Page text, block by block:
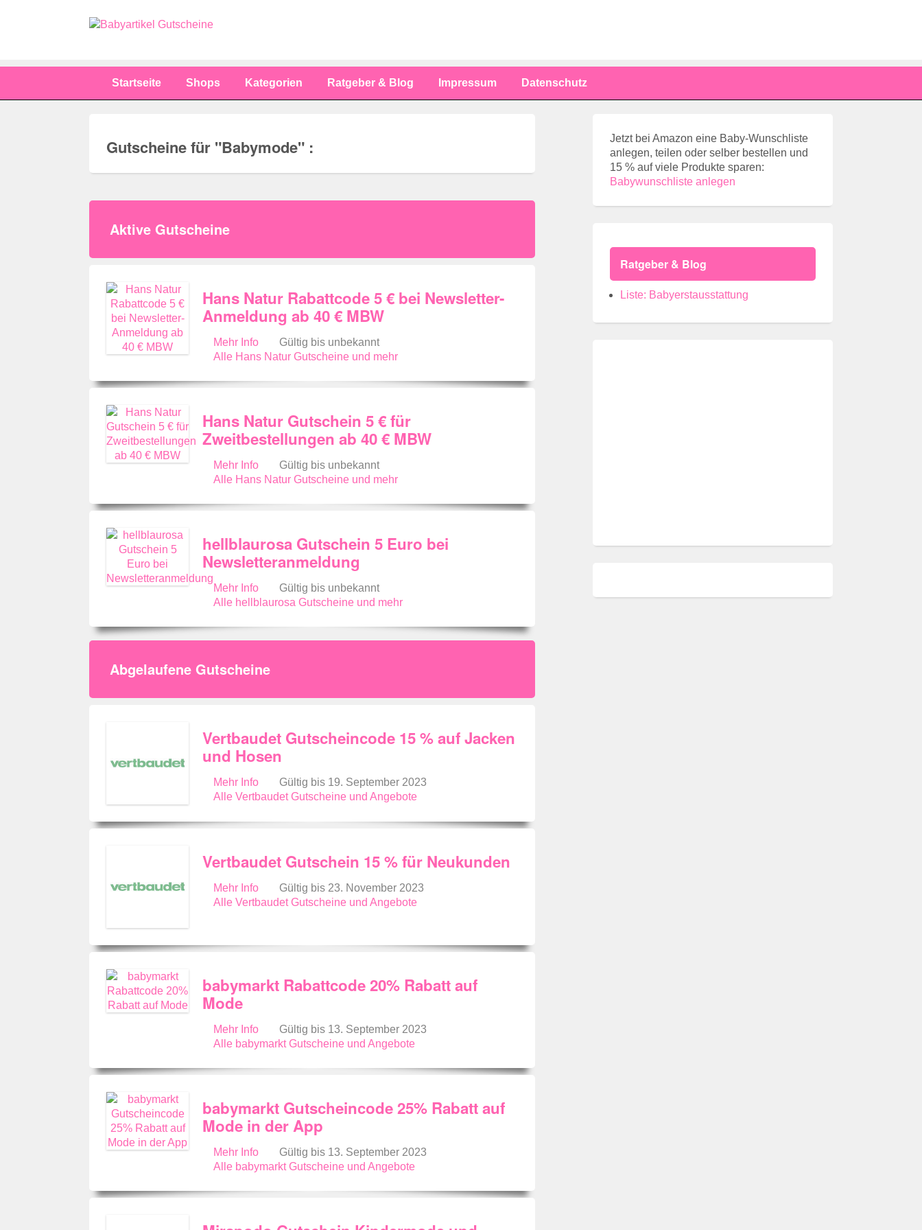
Startseite Shops Kategorien Ratgeber & Blog Impressum Datenschutz
Gutscheine für "Babymode" :
Aktive Gutscheine
Hans Natur Rabattcode 5 € bei Newsletter-
Anmeldung ab 40 € MBW
Mehr Info
Gültig bis unbekannt
Alle Hans Natur Gutscheine und mehr
Hans Natur Gutschein 5 € für
Zweitbestellungen ab 40 € MBW
Mehr Info
Gültig bis unbekannt
Alle Hans Natur Gutscheine und mehr
hellblaurosa Gutschein 5 Euro bei
Newsletteranmeldung
Mehr Info
Gültig bis unbekannt
Alle hellblaurosa Gutscheine und mehr
Abgelaufene Gutscheine
Vertbaudet Gutscheincode 15 % auf Jacken
und Hosen
Mehr Info
Gültig bis 19. September 2023
Alle Vertbaudet Gutscheine und Angebote
Vertbaudet Gutschein 15 % für Neukunden
Mehr Info
Gültig bis 23. November 2023
Alle Vertbaudet Gutscheine und Angebote
babymarkt Rabattcode 20% Rabatt auf
Mode
Mehr Info
Gültig bis 13. September 2023
Alle babymarkt Gutscheine und Angebote
babymarkt Gutscheincode 25% Rabatt auf
Mode in der App
Mehr Info
Gültig bis 13. September 2023
Alle babymarkt Gutscheine und Angebote
Jetzt bei Amazon eine Baby-Wunschliste
anlegen, teilen oder selber bestellen und
15 % auf viele Produkte sparen:
Babywunschliste anlegen
Ratgeber & Blog
Liste: Babyerstausstattung